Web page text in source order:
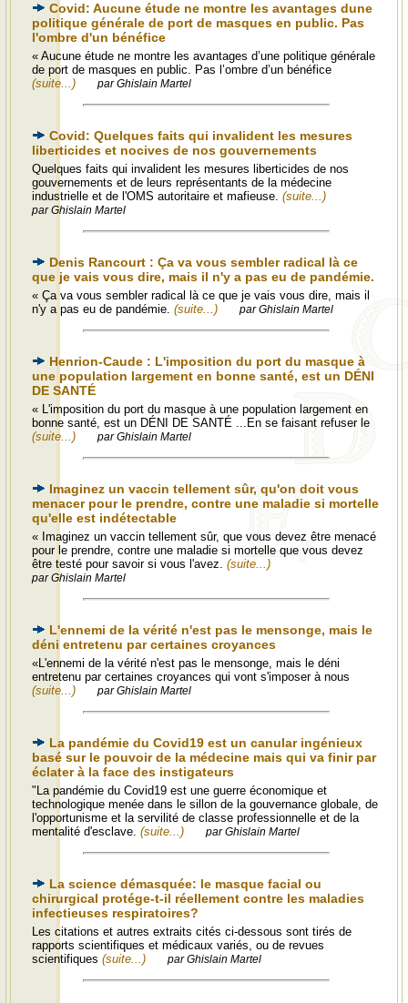
Covid: Aucune étude ne montre les avantages dune
politique générale de port de masques en public. Pas
l'ombre d'un bénéfice
« Aucune étude ne montre les avantages d’une politique générale
de port de masques en public. Pas l’ombre d’un bénéfice
(suite...)
par Ghislain Martel
Covid: Quelques faits qui invalident les mesures
liberticides et nocives de nos gouvernements
Quelques faits qui invalident les mesures liberticides de nos
gouvernements et de leurs représentants de la médecine
industrielle et de l'OMS autoritaire et mafieuse. (suite...)
par Ghislain Martel
Denis Rancourt : Ça va vous sembler radical là ce
que je vais vous dire, mais il n'y a pas eu de pandémie.
« Ça va vous sembler radical là ce que je vais vous dire, mais il
n'y a pas eu de pandémie. (suite...) par Ghislain Martel
Henrion-Caude : L'imposition du port du masque à
une population largement en bonne santé, est un DÉNI
DE SANTÉ
« L'imposition du port du masque à une population largement en
bonne santé, est un DÉNI DE SANTÉ ...En se faisant refuser le
(suite...)
par Ghislain Martel
Imaginez un vaccin tellement sûr, qu'on doit vous
menacer pour le prendre, contre une maladie si mortelle
qu'elle est indétectable
« Imaginez un vaccin tellement sûr, que vous devez être menacé
pour le prendre, contre une maladie si mortelle que vous devez
être testé pour savoir si vous l'avez. (suite...)
par Ghislain Martel
L'ennemi de la vérité n'est pas le mensonge, mais le
déni entretenu par certaines croyances
«L'ennemi de la vérité n'est pas le mensonge, mais le déni
entretenu par certaines croyances qui vont s'imposer à nous
(suite...)
par Ghislain Martel
La pandémie du Covid19 est un canular ingénieux
basé sur le pouvoir de la médecine mais qui va finir par
éclater à la face des instigateurs
"La pandémie du Covid19 est une guerre économique et
technologique menée dans le sillon de la gouvernance globale, de
l'opportunisme et la servilité de classe professionnelle et de la
mentalité d'esclave. (suite...) par Ghislain Martel
La science démasquée: le masque facial ou
chirurgical protége-t-il réellement contre les maladies
infectieuses respiratoires?
Les citations et autres extraits cités ci-dessous sont tirés de
rapports scientifiques et médicaux variés, ou de revues
scientifiques (suite...) par Ghislain Martel